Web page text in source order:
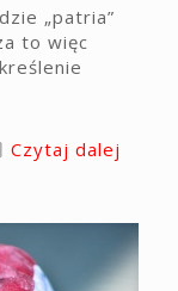
„patria”
to więc
Czytaj dalej